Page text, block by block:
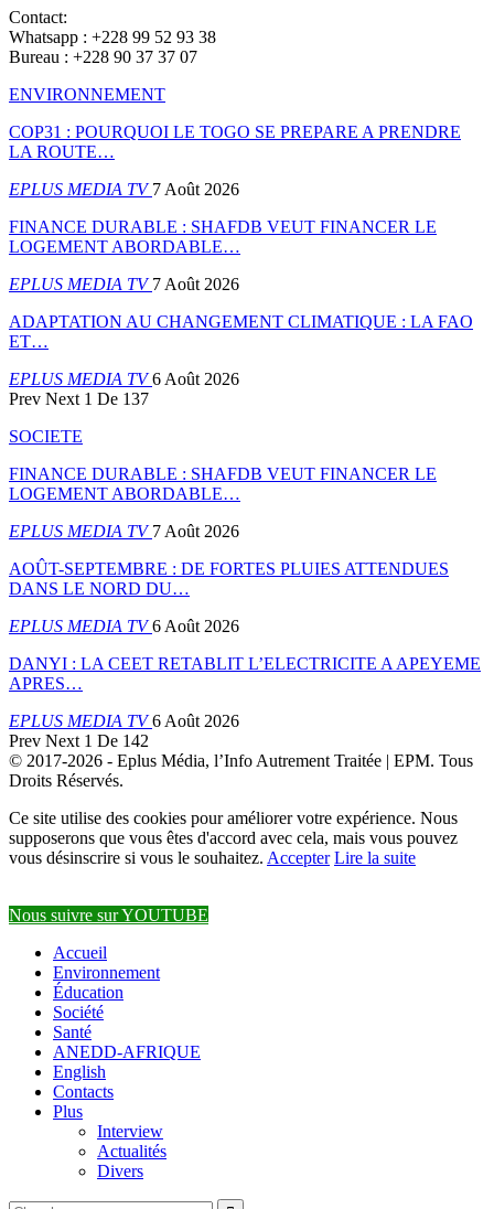
Contact:
Whatsapp : +228 99 52 93 38
Bureau : +228 90 37 37 07
ENVIRONNEMENT
COP31 : POURQUOI LE TOGO SE PREPARE A PRENDRE
LA ROUTE…
EPLUS MEDIA TV7 Août 2026
FINANCE DURABLE : SHAFDB VEUT FINANCER LE
LOGEMENT ABORDABLE…
EPLUS MEDIA TV7 Août 2026
ADAPTATION AU CHANGEMENT CLIMATIQUE : LA FAO
ET…
EPLUS MEDIA TV6 Août 2026
Prev Next 1 De 137
SOCIETE
FINANCE DURABLE : SHAFDB VEUT FINANCER LE
LOGEMENT ABORDABLE…
EPLUS MEDIA TV7 Août 2026
AOÛT-SEPTEMBRE : DE FORTES PLUIES ATTENDUES
DANS LE NORD DU…
EPLUS MEDIA TV6 Août 2026
DANYI : LA CEET RETABLIT L’ELECTRICITE A APEYEME
APRES…
EPLUS MEDIA TV6 Août 2026
Prev Next 1 De 142
© 2017-2026 - Eplus Média, l’Info Autrement Traitée | EPM. Tous
Droits Réservés.
Ce site utilise des cookies pour améliorer votre expérience. Nous
supposerons que vous êtes d'accord avec cela, mais vous pouvez
vous désinscrire si vous le souhaitez. Accepter Lire la suite
Nous suivre sur YOUTUBE
Accueil
Environnement
Éducation
Société
Santé
ANEDD-AFRIQUE
English
Contacts
Plus
Interview
Actualités
Divers